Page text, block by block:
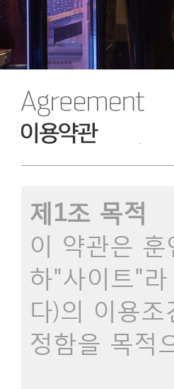
제1조 목적
이 약관은
하"사이트"
다)의 이용
정함을 목적